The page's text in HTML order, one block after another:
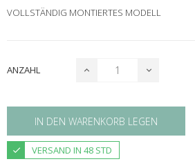
VOLLSTÄNDIG MONTIERTES MODELL
ANZAHL
IN DEN WARENKORB LEGEN
VERSAND IN 48 STD